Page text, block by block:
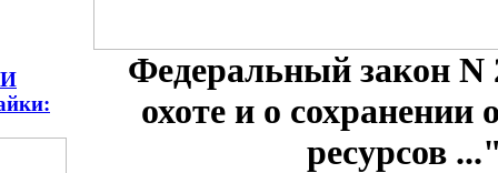
Федеральный закон
охоте и о сохранении
ресурсов